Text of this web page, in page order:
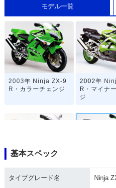
モデル一覧
2003年 Ninja ZX-9
R・カラーチェンジ
2002年
R・マイナ
ジ
R・マイナーチェン
R・カラー
基本スペック
タイプグレード名 Ninja